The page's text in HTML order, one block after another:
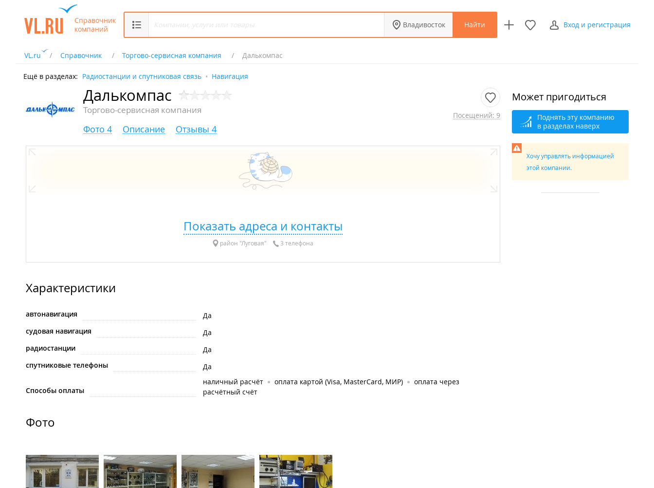
Справочник
компаний
Владивосток Найти Вход и регистрация
VL.ru Справочник Торгово-сервисная компания Далькомпас
Ещё в разделах: Радиостанции и спутниковая связь Навигация
Далькомпас
Торгово-сервисная компания Посещений: 9
Фото 4 Описание Отзывы 4
Показать адреса и контакты
район "Луговая" 3 телефона
Характеристики
автонавигация
Да
судовая навигация
Да
радиостанции
Да
спутниковые телефоны
Да
Способы оплаты
наличный расчёт оплата картой (Visa, MasterCard, МИР)
оплата через
расчётный счёт
Фото
Может пригодиться
Поднять эту компанию
в разделах наверх
Хочу управлять информацией
этой компании.